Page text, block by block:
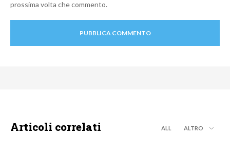
prossima volta che commento.
Articoli correlati ALL ALTRO